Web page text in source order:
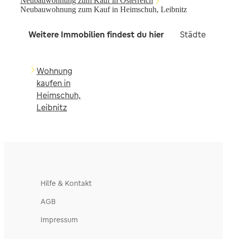
Neubauwohnung zum Kauf in Heimschuh, Leibnitz
Weitere Immobilien findest du hier Städte in
Wohnung
kaufen in
Heimschuh,
Leibnitz
Hilfe & Kontakt
AGB
Impressum